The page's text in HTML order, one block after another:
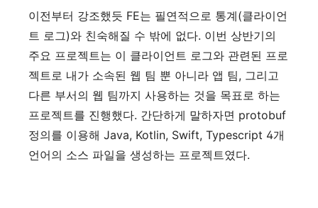
이전부터 강조했듯 FE는 필연적으로 통계(클라이언
트 로그)와 친숙해질 수 밖에 없다. 이번 상반기의
주요 프로젝트는 이 클라이언트 로그와 관련된 프로
젝트로 내가 소속된 웹 팀 뿐 아니라 앱 팀, 그리고
다른 부서의 웹 팀까지 사용하는 것을 목표로 하는
프로젝트를 진행했다. 간단하게 말하자면 protobuf
정의를 이용해 Java, Kotlin, Swift, Typescript 4개
언어의 소스 파일을 생성하는 프로젝트였다.